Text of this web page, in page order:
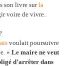
son livre surla
voire de vivre.
voulait poursuivre
« Le maire ne veut
d’arrêter dans